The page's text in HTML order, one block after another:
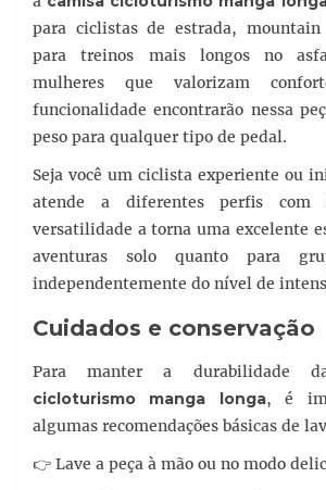
para ciclistas de estrada,
para treinos mais longos no
mulheres que valorizam
funcionalidade encontrarão nessa
peso para qualquer tipo de pedal.
Seja você um ciclista experiente ou
atende a diferentes perfis com
versatilidade a torna uma excelente
aventuras solo quanto para
independentemente do nível de
Cuidados e conservação
Para manter a durabilidade
cicloturismo manga longa, é
algumas recomendações básicas de
👉 Lave a peça à mão ou no modo